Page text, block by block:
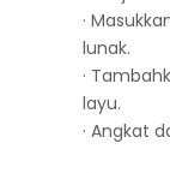
·
lunak.
·
layu.
· Angkat